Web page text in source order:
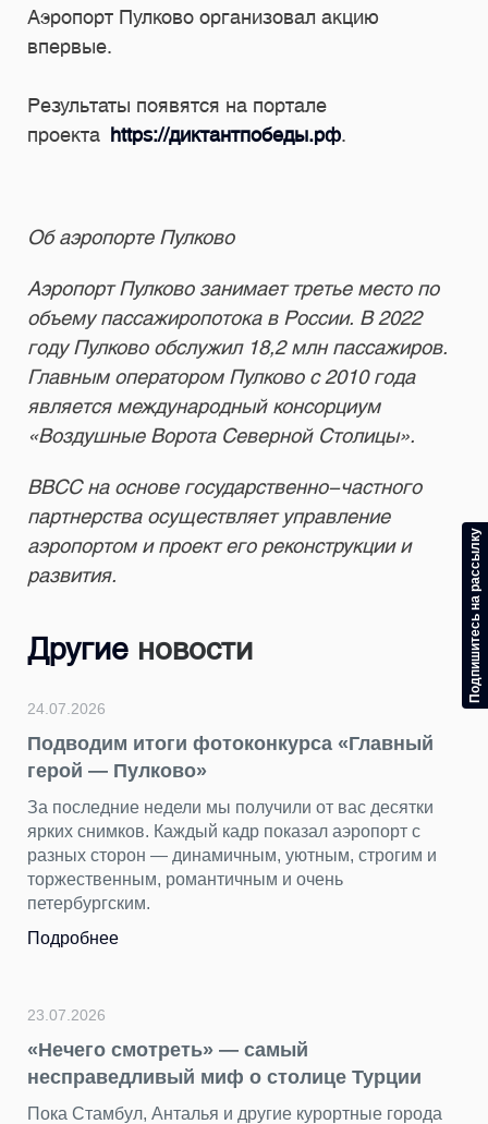
Аэропорт Пулково организовал акцию
впервые.
Результаты появятся на портале
проекта https://диктантпобеды.рф.
Об аэропорте Пулково
Аэропорт Пулково занимает третье место по
объему пассажиропотока в России. В 2022
году Пулково обслужил 18,2 млн пассажиров.
Главным оператором Пулково с 2010 года
является международный консорциум
«Воздушные Ворота Северной Столицы».
ВВСС на основе государственно-частного
партнерства осуществляет управление
аэропортом и проект его реконструкции и
развития.
Другие новости
«Главный
десятки
с
строгим и
Турции
города
Опыт Пулково — в числе
Цифрового форума
Директор по инновациям Григорий
спикером сессии «TravelTech: как
технологии меняют туризм и
выступил с докладом «Первый
В аэропорт — за крыльями.
На первом этаже терминала Пулково, в
Подпишитесь на рассылку